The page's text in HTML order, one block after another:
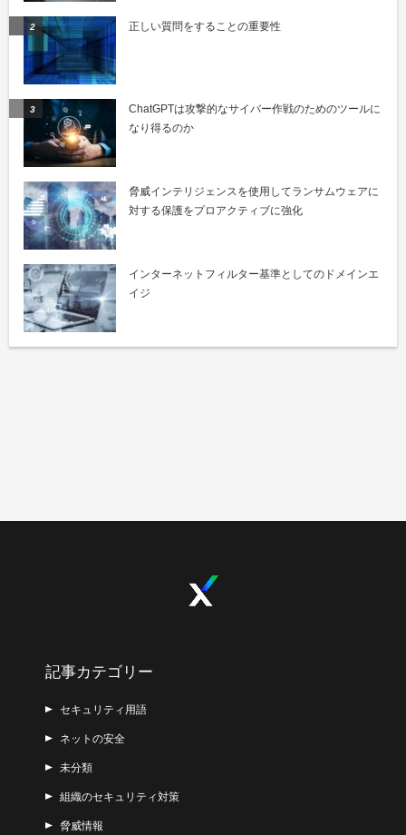
正しい質問をすることの重要性
ChatGPTは攻撃的なサイバー作戦のためのツールに
なり得るのか
脅威インテリジェンスを使用してランサムウェアに
対する保護をプロアクティブに強化
インターネットフィルター基準としてのドメインエ
イジ
記事カテゴリー
セキュリティ用語
ネットの安全
未分類
組織のセキュリティ対策
脅威情報